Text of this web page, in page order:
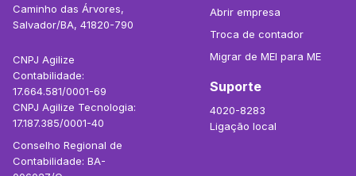
Caminho das Árvores,
Salvador/BA, 41820-790
CNPJ Agilize
Contabilidade:
17.664.581/0001-69
CNPJ Agilize Tecnologia:
17.187.385/0001-40
Conselho Regional de
Contabilidade: BA-
Abrir empresa
Troca de contador
Migrar de MEI para ME
Suporte
4020-8283
Ligação local